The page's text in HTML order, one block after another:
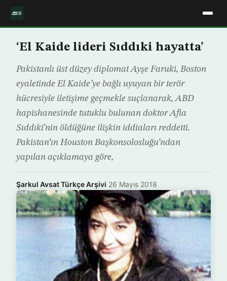
‘El Kaide lideri Sıddıki hayatta’
Pakistanlı üst düzey diplomat Ayşe Faruki, Boston
eyaletinde El Kaide’ye bağlı uyuyan bir terör
hücresiyle iletişime geçmekle suçlanarak, ABD
hapishanesinde tutuklu bulunan doktor Afia
Sıddıki’nin öldüğüne ilişkin iddiaları reddetti.
Pakistan‘ın Houston Başkonsolosluğu’ndan
yapılan açıklamaya göre,
Şarkul Avsat Türkçe Arşivi·26 Mayıs 2018